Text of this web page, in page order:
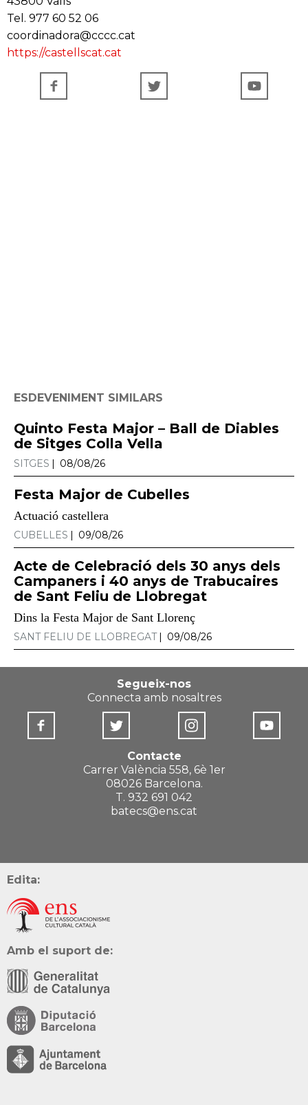
Tel. 977 60 52 06
coordinadora@cccc.cat
https://castellscat.cat
ESDEVENIMENT SIMILARS
Quinto Festa Major – Ball de Diables
de Sitges Colla Vella
SITGES 08/08/26
Festa Major de Cubelles
Actuació castellera
CUBELLES 09/08/26
Acte de Celebració dels 30 anys dels
Campaners i 40 anys de Trabucaires
de Sant Feliu de Llobregat
Dins la Festa Major de Sant Llorenç
SANT FELIU DE LLOBREGAT 09/08/26
Segueix-nos
Connecta amb nosaltres
Contacte
Carrer València 558, 6è 1er
08026 Barcelona.
T. 932 691 042
batecs@ens.cat
Edita:
Amb el suport de: